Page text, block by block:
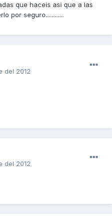
que haceis asi que a las
por seguro............
del 2012
del 2012